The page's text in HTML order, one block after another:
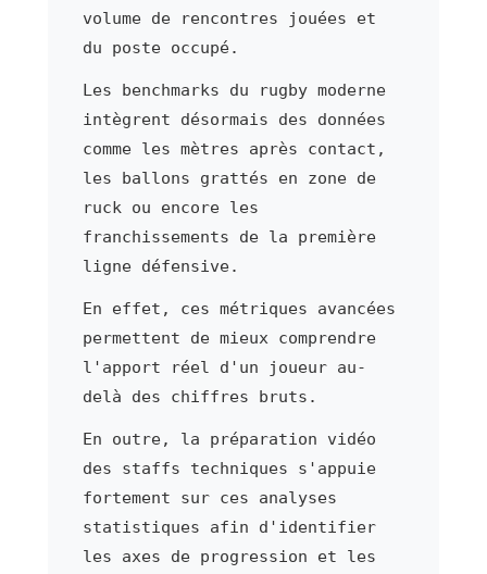
volume de rencontres jouées et
du poste occupé.
Les benchmarks du rugby moderne
intègrent désormais des données
comme les mètres après contact,
les ballons grattés en zone de
ruck ou encore les
franchissements de la première
ligne défensive.
En effet, ces métriques avancées
permettent de mieux comprendre
l'apport réel d'un joueur au-
delà des chiffres bruts.
En outre, la préparation vidéo
des staffs techniques s'appuie
fortement sur ces analyses
statistiques afin d'identifier
les axes de progression et les